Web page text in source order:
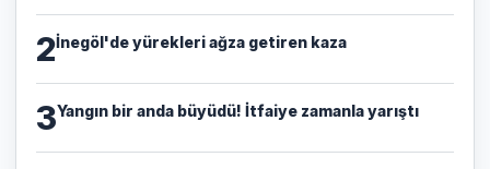
2İnegöl'de yürekleri ağza getiren kaza
3Yangın bir anda büyüdü! İtfaiye zamanla yarıştı